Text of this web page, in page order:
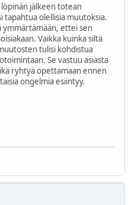
jälkeen totean
tapahtua olellisia muutoksia.
ymmärtämään, ettei sen
Vaikka kuinka siltä
tulisi kohdistua
Se vastuu asiasta
ryhtyä opettamaan ennen
ongelmia esiintyy.